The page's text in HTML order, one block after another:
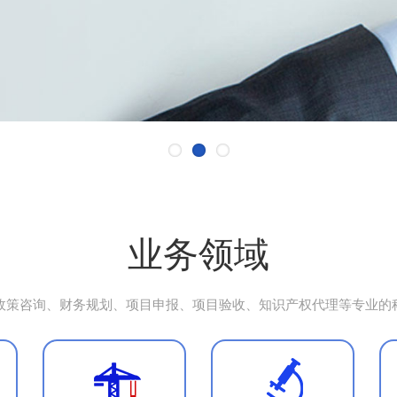
业务领域
策咨询、财务规划、项目申报、项目验收、知识产权代理等专业的